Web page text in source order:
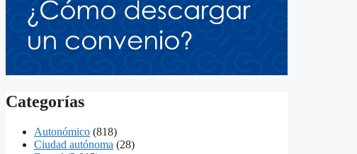
Categorías
Autonómico (818)
Ciudad autónoma (28)